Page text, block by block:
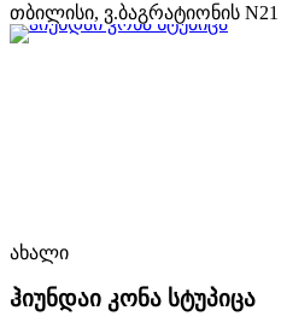
თბილისი, ვ.ბაგრატიონის N21
ახალი
ჰიუნდაი კონა სტუპიცა